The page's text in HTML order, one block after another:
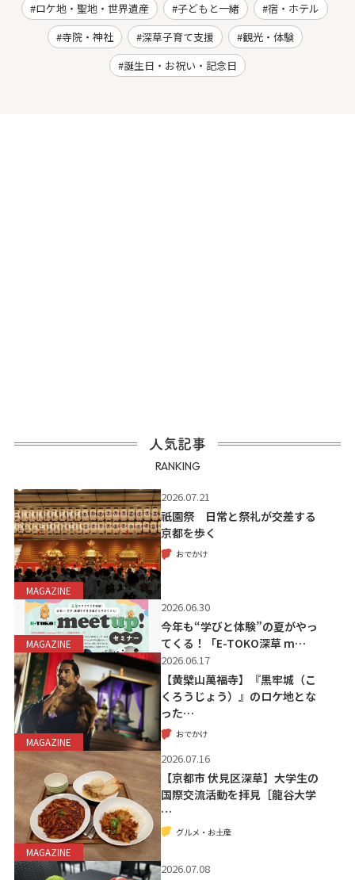
ロケ地・聖地・世界遺産 子どもと一緒
宿・ホテル
寺院・神社
深草子育て支援
観光・体験
誕生日・お祝い・記念日
人気記事
RANKING
MAGAZINE
2026.07.21
祇園祭 日常と祭礼が交差する
京都を歩く
おでかけ
MAGAZINE
2026.06.30
今年も“学びと体験”の夏がやっ
てくる！「E-TOKO深草 m…
MAGAZINE
2026.06.17
【黄檗山萬福寺】『黒牢城（こ
くろうじょう）』のロケ地とな
った…
おでかけ
MAGAZINE
2026.07.16
【京都市 伏見区深草】大学生の
国際交流活動を拝見［龍谷大学
…
グルメ・お土産
2026.07.08